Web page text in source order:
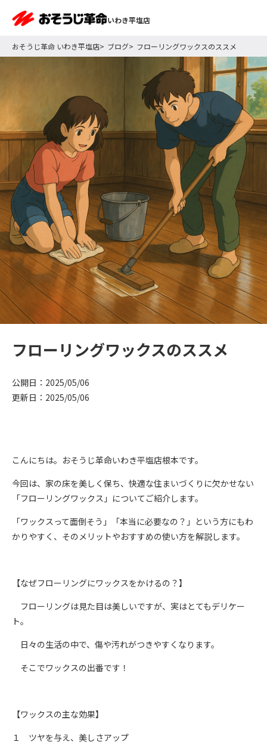
いわき平塩店
おそうじ革命 いわき平塩店 ブログ フローリングワックスのススメ
フローリングワックスのススメ
公開日：2025/05/06
更新日：2025/05/06
こんにちは。おそうじ革命いわき平塩店根本です。
今回は、家の床を美しく保ち、快適な住まいづくりに欠かせない
「フローリングワックス」についてご紹介します。
「ワックスって面倒そう」「本当に必要なの？」という方にもわ
かりやすく、そのメリットやおすすめの使い方を解説します。
【なぜフローリングにワックスをかけるの？】
フローリングは見た目は美しいですが、実はとてもデリケー
ト。
日々の生活の中で、傷や汚れがつきやすくなります。
そこでワックスの出番です！
【ワックスの主な効果】
１ ツヤを与え、美しさアップ